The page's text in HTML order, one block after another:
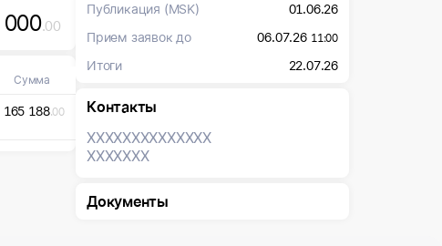
.00
Сумма
165 188.00
Публикация (MSK)
01.06.26
Прием заявок до
06.07.26 11:00
Итоги 22.07.26
Контакты
XXXXXXXXXXXXXX
XXXXXXX
Документы